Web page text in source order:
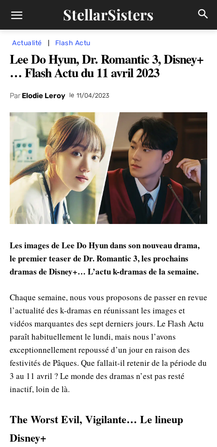
StellarSisters
Actualité Flash Actu
Lee Do Hyun, Dr. Romantic 3, Disney+
… Flash Actu du 11 avril 2023
Par Elodie Leroy le 11/04/2023
Les images de Lee Do Hyun dans son nouveau drama,
le premier teaser de Dr. Romantic 3, les prochains
dramas de Disney+… L’actu k-dramas de la semaine.
Chaque semaine, nous vous proposons de passer en revue
l’actualité des k-dramas en réunissant les images et
vidéos marquantes des sept derniers jours. Le Flash Actu
paraît habituellement le lundi, mais nous l’avons
exceptionnellement repoussé d’un jour en raison des
festivités de Pâques. Que fallait-il retenir de la période du
3 au 11 avril ? Le monde des dramas n’est pas resté
inactif, loin de là.
The Worst Evil, Vigilante… Le lineup
Disney+